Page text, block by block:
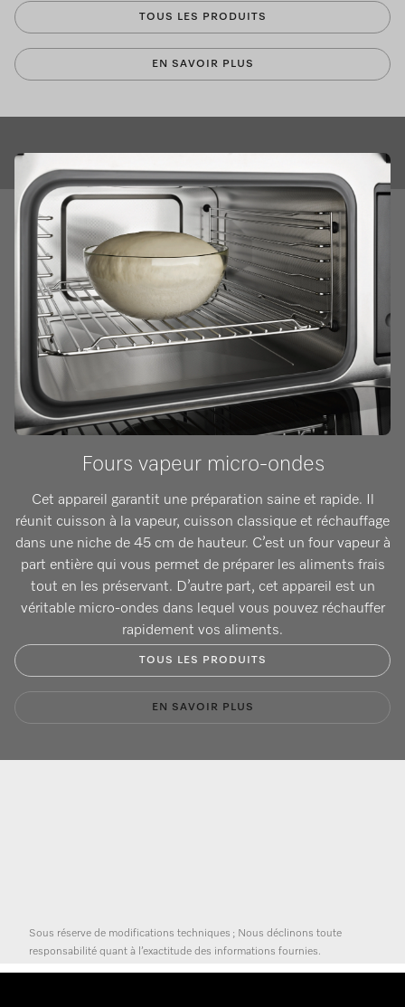
TOUS LES PRODUITS
EN SAVOIR PLUS
Fours vapeur micro-ondes
Cet appareil garantit une préparation saine et rapide. Il
réunit cuisson à la vapeur, cuisson classique et réchauffage
dans une niche de 45 cm de hauteur. C’est un four vapeur à
part entière qui vous permet de préparer les aliments frais
tout en les préservant. D’autre part, cet appareil est un
véritable micro-ondes dans lequel vous pouvez réchauffer
rapidement vos aliments.
TOUS LES PRODUITS
EN SAVOIR PLUS
Sous réserve de modifications techniques ; Nous déclinons toute
responsabilité quant à l’exactitude des informations fournies.